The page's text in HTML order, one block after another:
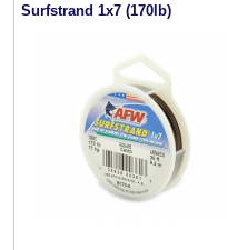
Surfstrand 1x7 (170lb)